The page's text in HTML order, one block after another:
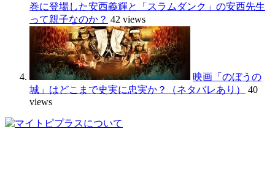
巻に登場した安西義輝と「スラムダンク」の安西先生
って親子なのか？ 42 views
映画「のぼうの
城」はどこまで史実に忠実か？（ネタバレあり）
40
views